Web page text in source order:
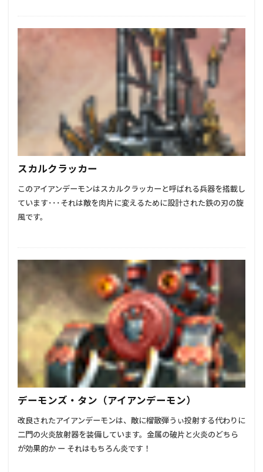
スカルクラッカー
このアイアンデーモンはスカルクラッカーと呼ばれる兵器を搭載し
ています･･･それは敵を肉片に変えるために設計された鉄の刃の旋
風です。
デーモンズ・タン（アイアンデーモン）
改良されたアイアンデーモンは、敵に榴散弾うぃ投射する代わりに
二門の火炎放射器を装備しています。金属の破片と火炎のどちら
が効果的か ー それはもちろん炎です！